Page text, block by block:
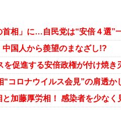
相」に…自民党は“安倍４選”
国人から羨望のまなざし!?
コロナウイルス会見”の肩透か